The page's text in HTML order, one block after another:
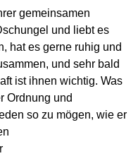
gemeinsamen
und liebt es
hat es gerne ruhig und
und sehr bald
ist ihnen wichtig. Was
Ordnung und
so zu mögen, wie er